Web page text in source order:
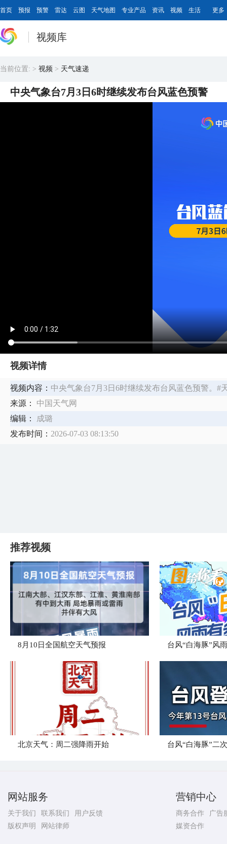
首页 预报 预警 雷达 云图 天气地图 专业产品 资讯 视频 生活 更多
视频库
当前位置: > 视频 > 天气速递
中央气象台7月3日6时继续发布台风蓝色预警
视频详情
视频内容： 中央气象台7月3日6时继续发布台风蓝色预警。#
来源：
中国天气网
编辑：
成璐
发布时间： 2026-07-03 08:13:50
推荐视频
8月10日全国航空天气预报 台风“白海豚”风
北京天气：周二强降雨开始 台风“白海豚”二
网站服务
关于我们 联系我们
用户反馈
版权声明
网站律师
营销中心
商务合作
广告
媒资合作